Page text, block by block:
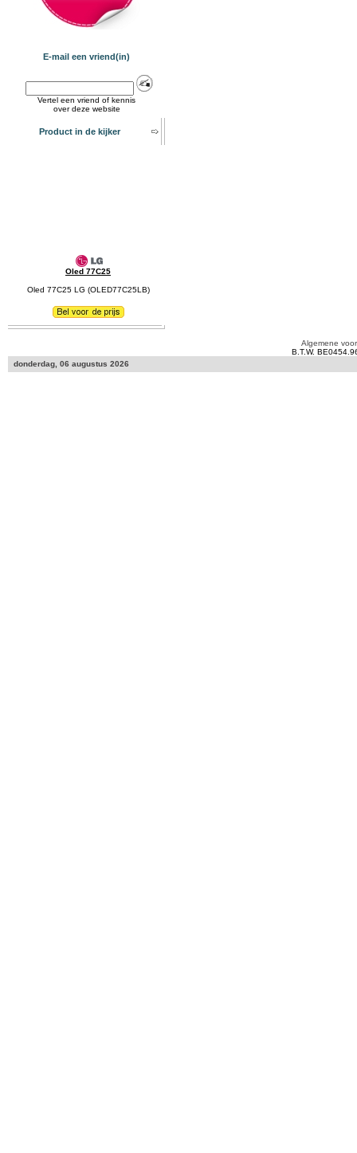
E-mail een vriend(in)
Vertel een vriend of kennis
over deze website
Product in de kijker
Oled 77C25
Oled 77C25 LG (OLED77C25LB)
Algemene
B.T.W.
donderdag, 06 augustus 2026